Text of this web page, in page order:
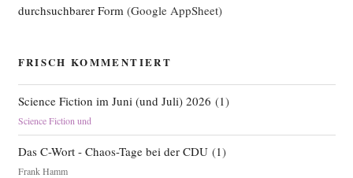
durchsuchbarer Form (Google AppSheet)
FRISCH KOMMENTIERT
Science Fiction im Juni (und Juli) 2026 (1)
Science Fiction und
Das C-Wort - Chaos-Tage bei der CDU(1)
Frank Hamm